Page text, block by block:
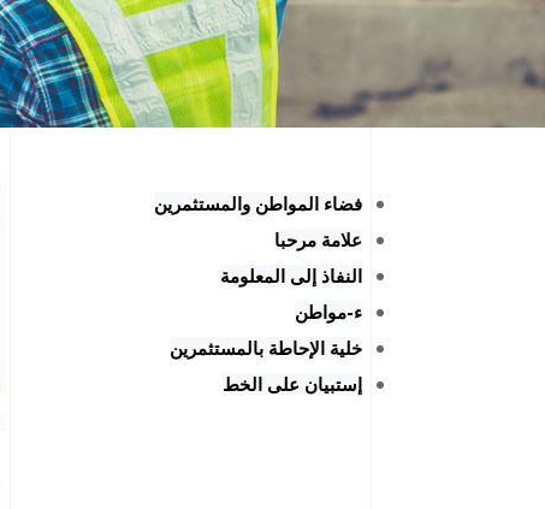
فضاء المواطن والمستثمرين
علامة مرحبا
النفاذ إلى المعلومة
ء-مواطن
خلية الإحاطة بالمستثمرين
إستبيان على الخط